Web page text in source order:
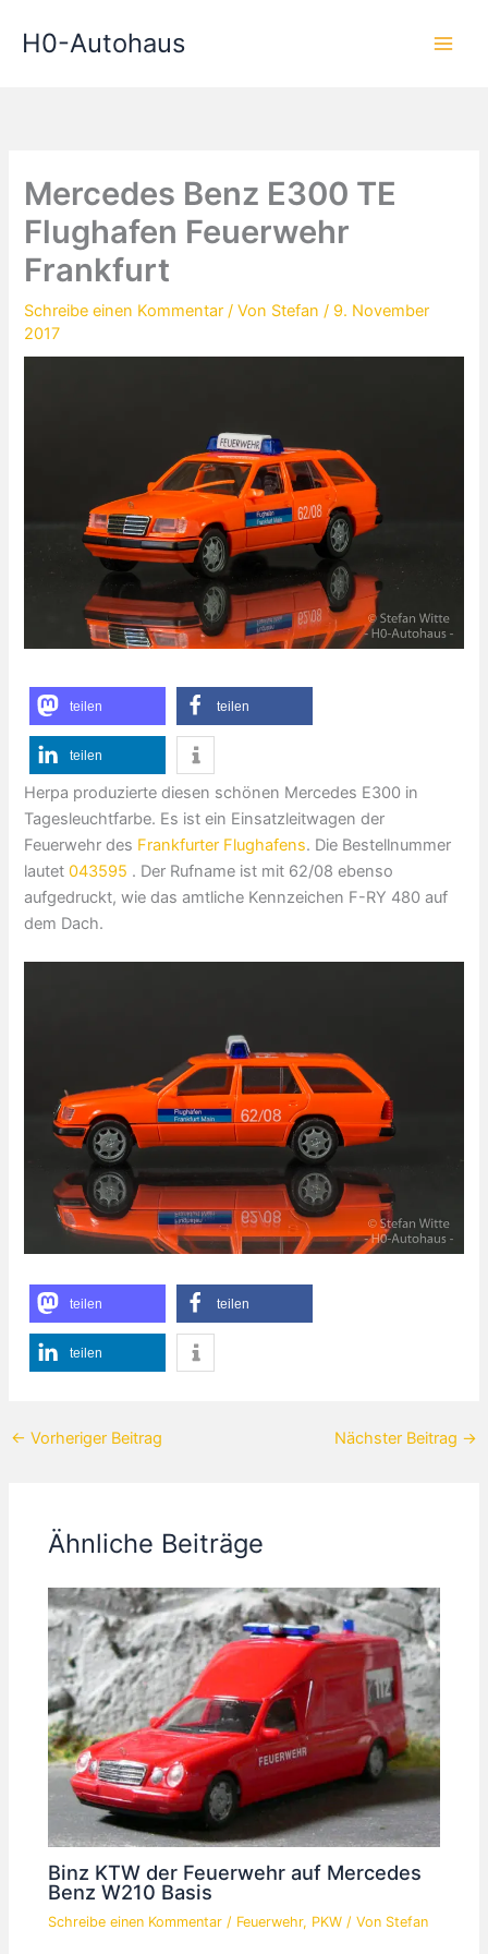
InhaltH0-Autohaus
Mercedes Benz E300 TE
Flughafen Feuerwehr
Frankfurt
Schreibe einen Kommentar / Von Stefan/ 9. November
2017
teilen teilen
teilen
Herpa produzierte diesen schönen Mercedes E300 in
Tagesleuchtfarbe. Es ist ein Einsatzleitwagen der
Feuerwehr des Frankfurter Flughafens. Die Bestellnummer
lautet043595 . Der Rufname ist mit 62/08 ebenso
aufgedruckt, wie das amtliche Kennzeichen F-RY 480 auf
dem Dach.
teilen teilen
teilen
← Vorheriger Beitrag Nächster Beitrag →
Ähnliche Beiträge
Binz KTW der Feuerwehr auf Mercedes
Benz W210 Basis
Schreibe einen Kommentar / Feuerwehr, PKW / Von Stefan